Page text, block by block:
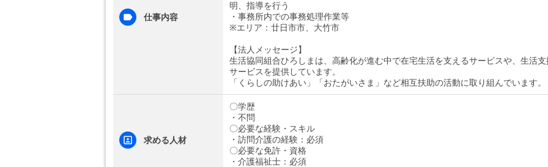
仕事内容
明、指導を行う
・事務所内での事務処理作業等
※エリア：廿日市市、大竹市
【法人メッセージ】
生活協同組合ひろしまは、高齢化が進む中で在宅生活を支えるサービスや、生活支
サービスを提供しています。
「くらしの助けあい」「おたがいさま」など相互扶助の活動に取り組んでいます。
求める人材
〇学歴
・不問
〇必要な経験・スキル
・訪問介護の経験：必須
〇必要な免許・資格
・介護福祉士：必須